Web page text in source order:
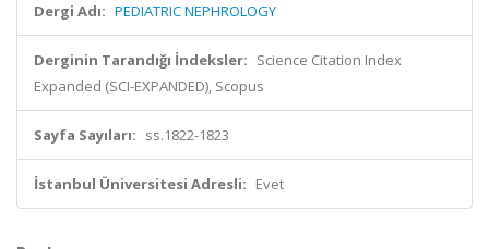
Dergi Adı: PEDIATRIC NEPHROLOGY
Derginin Tarandığı İndeksler: Science Citation Index
Expanded (SCI-EXPANDED), Scopus
Sayfa Sayıları: ss.1822-1823
İstanbul Üniversitesi Adresli: Evet